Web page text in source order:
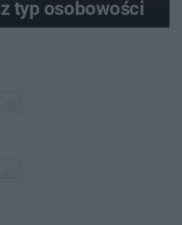
typ osobowości